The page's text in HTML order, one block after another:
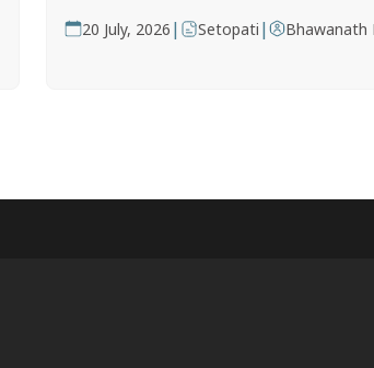
20 July, 2026 | Setopati | Bhawanath